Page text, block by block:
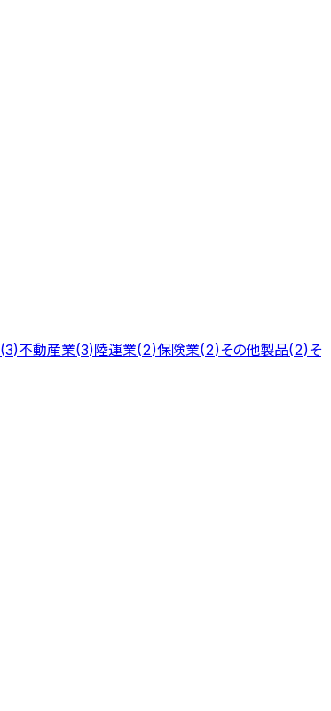
(3)不動産業(3)陸運業(2)保険業(2)その他製品(2)そ